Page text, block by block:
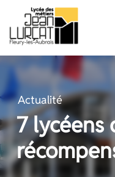
contenu
Actualité
7 lycéens
Panneau de gestion des